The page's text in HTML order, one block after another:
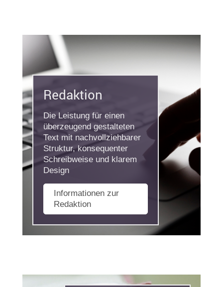
Redaktion
Die Leistung für einen
überzeugend gestalteten
Text mit nachvollziehbarer
Struktur, konsequenter
Schreibweise und klarem
Design
Informationen zur
Redaktion